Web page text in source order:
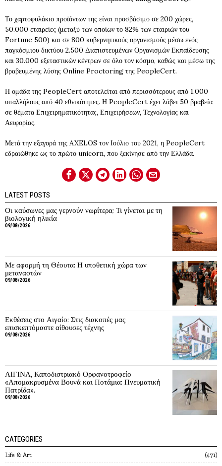
Το χαρτοφυλάκιο προϊόντων της είναι προσβάσιμο σε 200 χώρες,
50.000 εταιρείες (μεταξύ των οποίων το 82% των εταιριών του
Fortune 500) και σε 800 κυβερνητικούς οργανισμούς μέσω ενός
παγκόσμιου δικτύου 2.500 Διαπιστευμένων Οργανισμών Εκπαίδευσης
και 30.000 εξεταστικών κέντρων σε όλο τον κόσμο, καθώς και μέσω της
βραβευμένης λύσης Online Proctoring της PeopleCert.
Η ομάδα της PeopleCert αποτελείται από περισσότερους από 1.000
υπαλλήλους από 40 εθνικότητες. Η PeopleCert έχει λάβει 50 βραβεία
σε θέματα Επιχειρηματικότητας, Επιχειρήσεων, Τεχνολογίας και
Αειφορίας.
Μετά την εξαγορά της AXELOS τον Ιούλιο του 2021, η PeopleCert
εδραιώθηκε ως το πρώτο unicorn, που ξεκίνησε από την Ελλάδα.
LATEST POSTS
Οι καύσωνες μας γερνούν νωρίτερα; Τι γίνεται με τη
βιολογική ηλικία
09/08/2026
Με αφορμή τη Θέουτα: Η υποθετική χώρα των
μεταναστών
09/08/2026
Εκθέσεις στο Αιγαίο: Στις διακοπές μας
επισκεπτόμαστε αίθουσες τέχνης
09/08/2026
ΑΙΓΙΝΑ, Καποδιστριακό Ορφανοτροφείο
«Απομακρυσμένα Βουνά και Ποτάμια: Πνευματική
Πατρίδα».
09/08/2026
CATEGORIES
Life & Art 471